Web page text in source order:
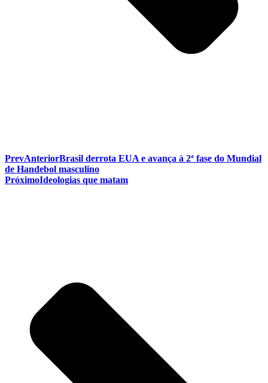
PrevAnteriorBrasil derrota EUA e avança à 2ª fase do Mundial
de Handebol masculino
PróximoIdeologias que matam